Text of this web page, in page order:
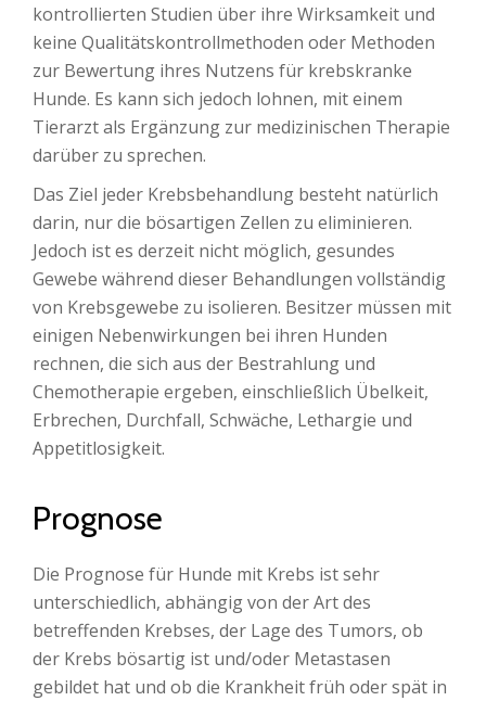
kontrollierten Studien über ihre Wirksamkeit und
keine Qualitätskontrollmethoden oder Methoden
zur Bewertung ihres Nutzens für krebskranke
Hunde. Es kann sich jedoch lohnen, mit einem
Tierarzt als Ergänzung zur medizinischen Therapie
darüber zu sprechen.
Das Ziel jeder Krebsbehandlung besteht natürlich
darin, nur die bösartigen Zellen zu eliminieren.
Jedoch ist es derzeit nicht möglich, gesundes
Gewebe während dieser Behandlungen vollständig
von Krebsgewebe zu isolieren. Besitzer müssen mit
einigen Nebenwirkungen bei ihren Hunden
rechnen, die sich aus der Bestrahlung und
Chemotherapie ergeben, einschließlich Übelkeit,
Erbrechen, Durchfall, Schwäche, Lethargie und
Appetitlosigkeit.
Prognose
Die Prognose für Hunde mit Krebs ist sehr
unterschiedlich, abhängig von der Art des
betreffenden Krebses, der Lage des Tumors, ob
der Krebs bösartig ist und/oder Metastasen
gebildet hat und ob die Krankheit früh oder spät in